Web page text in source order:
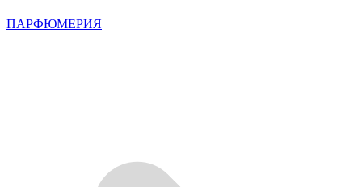
ПАРФЮМЕРИЯ